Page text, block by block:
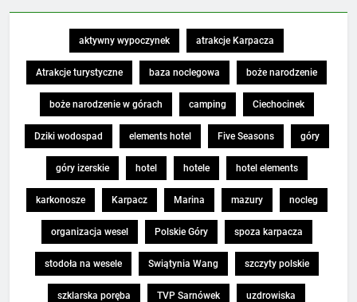
aktywny wypoczynek atrakcje Karpacza
Atrakcje turystyczne baza noclegowa boże narodzenie
boże narodzenie w górach camping Ciechocinek
Dziki wodospad elements hotel Five Seasons góry
góry izerskie hotel hotele hotel elements
karkonosze Karpacz Marina mazury nocleg
organizacja wesel Polskie Góry spoza karpacza
stodoła na wesele Swiątynia Wang szczyty polskie
szklarska poręba TVP Sarnówek uzdrowiska